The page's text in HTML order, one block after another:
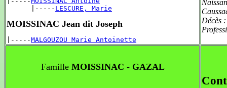
      |-----
LESCURE, Marie
MOISSINAC Jean dit Joseph
|-----MALGOUZOU Marie Antoinette
Décès
FamilleMOISSINAC - GAZAL